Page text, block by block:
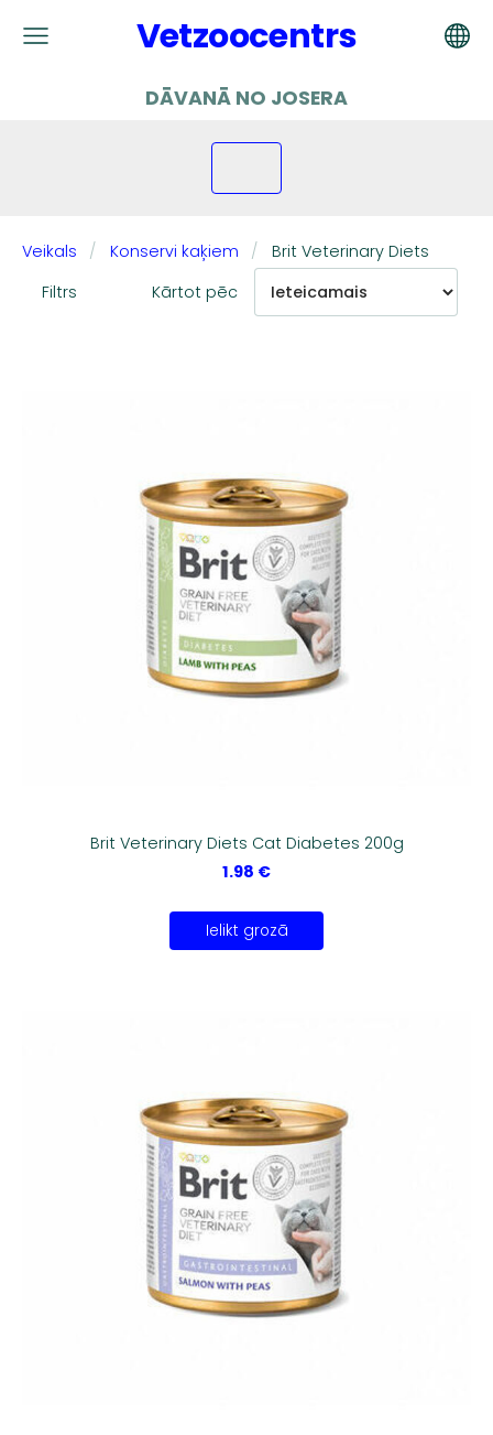
Vetzoocentrs
DĀVANĀ NO JOSERA
Veikals Konservi kaķiem
Brit Veterinary Diets
Filtrs
Kārtot pēc
Brit Veterinary Diets Cat Diabetes 200g
1.98 €
Ielikt grozā